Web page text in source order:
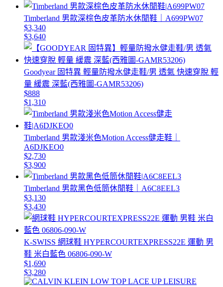
Timberland 男款深棕色皮革防水休閒鞋｜A699PW07
$3,340
$3,640
Goodyear 固特異 輕量防撥水健走鞋/男 透氣 快速穿脫 輕
量 緩震 深藍(西雅圖-GAMR53206)
$888
$1,310
Timberland 男款淺米色Motion Access健走鞋｜
A6DJKEO0
$2,730
$3,900
Timberland 男款黑色低筒休閒鞋｜A6C8EEL3
$3,130
$3,430
K-SWISS 網球鞋 HYPERCOURTEXPRESS22E 運動 男
鞋 米白藍色 06806-090-W
$1,690
$3,280